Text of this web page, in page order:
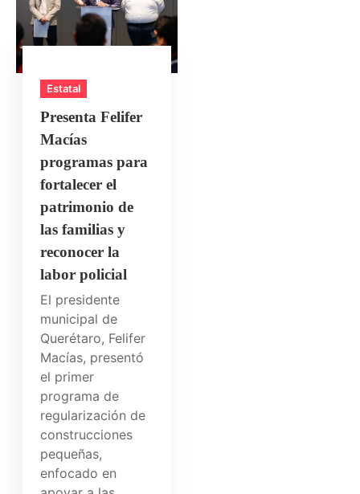
Estatal
Presenta Felifer
Macías
programas para
fortalecer el
patrimonio de
las familias y
reconocer la
labor policial
El presidente
municipal de
Querétaro, Felifer
Macías, presentó
el primer
programa de
regularización de
construcciones
pequeñas,
enfocado en